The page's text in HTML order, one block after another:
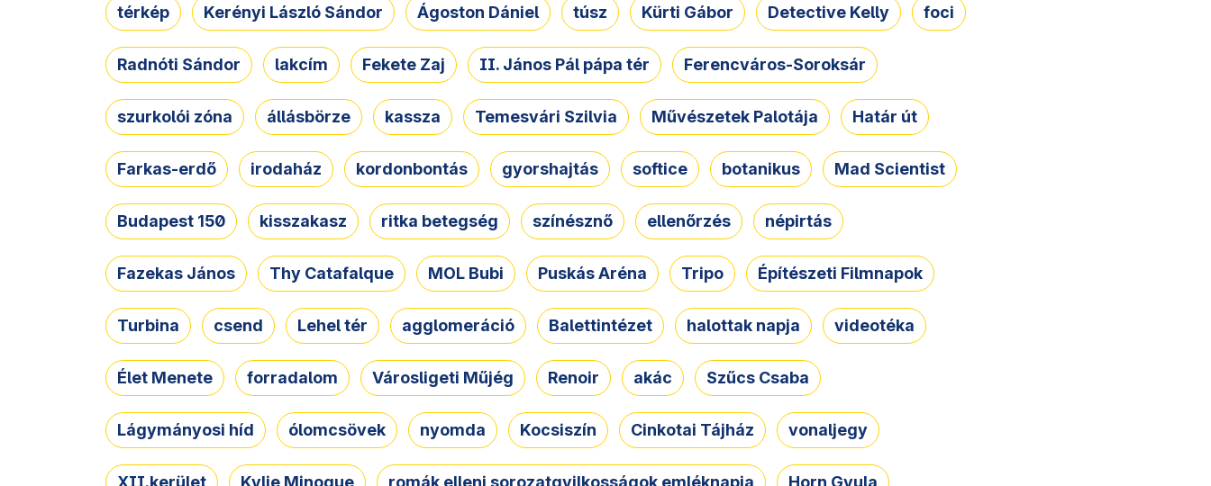
térkép Kerényi László Sándor Ágoston Dániel túsz Kürti Gábor Detective Kelly foci
Radnóti Sándor lakcím Fekete Zaj II. János Pál pápa tér Ferencváros-Soroksár
szurkolói zóna állásbörze kassza Temesvári Szilvia Művészetek Palotája Határ út
Farkas-erdő irodaház kordonbontás gyorshajtás softice botanikus Mad Scientist
Budapest 150 kisszakasz ritka betegség színésznő ellenőrzés népirtás
Fazekas János Thy Catafalque MOL Bubi Puskás Aréna Tripo Építészeti Filmnapok
Turbina csend Lehel tér agglomeráció Balettintézet halottak napja videotéka
Élet Menete forradalom Városligeti Műjég Renoir akác Szűcs Csaba
Lágymányosi híd ólomcsövek nyomda Kocsiszín Cinkotai Tájház vonaljegy
XII.kerület Kylie Minogue romák elleni sorozatgyilkosságok emléknapja Horn Gyula